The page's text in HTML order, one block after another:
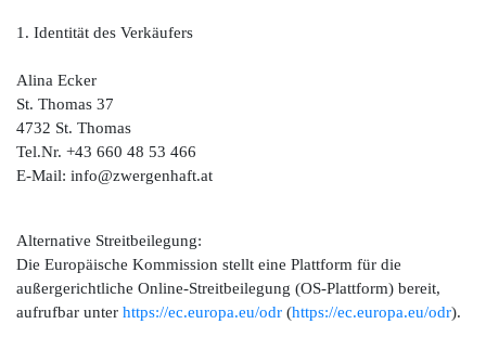
1. Identität des Verkäufers
Alina Ecker
St. Thomas 37
4732 St. Thomas
Tel.Nr. +43 660 48 53 466
E-Mail: info@zwergenhaft.at
Alternative Streitbeilegung:
Die Europäische Kommission stellt eine Plattform für die
außergerichtliche Online-Streitbeilegung (OS-Plattform) bereit,
aufrufbar unter https://ec.europa.eu/odr (https://ec.europa.eu/odr).